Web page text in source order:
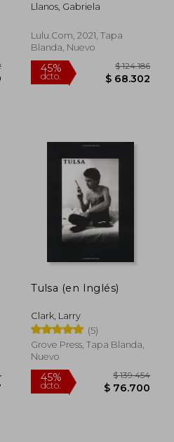
45%
Llanos, Gabriela
Lulu.com, 2021, Tapa
Blanda, Nuevo
Tulsa (en Inglés)
Clark, Larry
(5)
Grove Press, Tapa Blanda,
Nuevo